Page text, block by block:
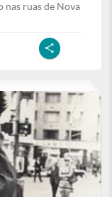
ruas de Nova